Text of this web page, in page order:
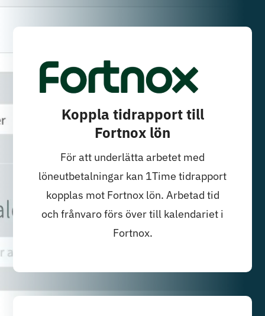
Koppla tidrapport till
Fortnox lön
För att underlätta arbetet med
löneutbetalningar kan 1Time tidrapport
kopplas mot Fortnox lön. Arbetad tid
och frånvaro förs över till kalendariet i
Fortnox.